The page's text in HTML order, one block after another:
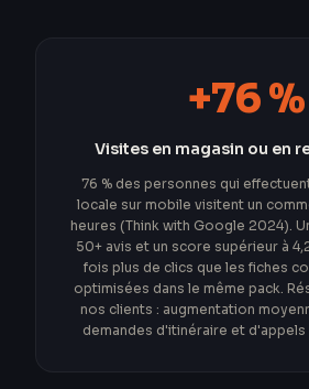
+76 %
Visites en magasin ou en
76 % des personnes qui
locale sur mobile visitent un
heures (Think with Google 2024).
50+ avis et un score supérieur à
fois plus de clics que les fiches
optimisées dans le même pack.
nos clients : augmentation
demandes d'itinéraire et d'appels